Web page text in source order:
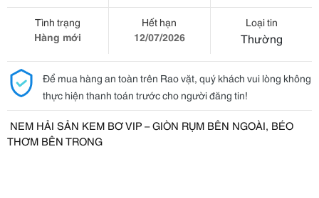
Tình trạng
Hàng mới
Hết hạn
12/07/2026
Loại tin
Thường
Để mua hàng an toàn trên Rao vặt, quý khách vui lòng không
thực hiện thanh toán trước cho người đăng tin!
NEM HẢI SẢN KEM BƠ VIP – GIÒN RỤM BÊN NGOÀI, BÉO
THƠM BÊN TRONG